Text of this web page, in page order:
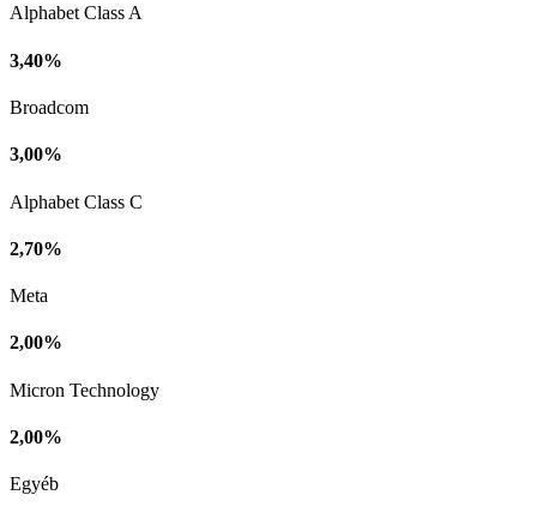
Alphabet Class A
3,40%
Broadcom
3,00%
Alphabet Class C
2,70%
Meta
2,00%
Micron Technology
2,00%
Egyéb